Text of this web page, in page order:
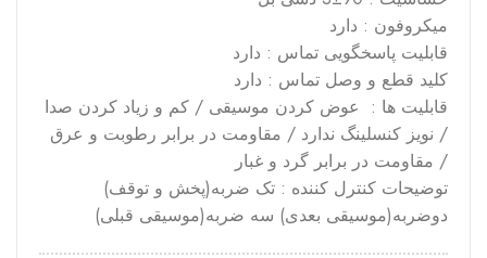
میکروفون : دارد
قابلیت پاسخگویی تماس : دارد
کلید قطع و وصل تماس : دارد
قابلیت ها : عوض کردن موسیقی / کم و زیاد کردن صدا
/ نویز کنسلینگ ندارد / مقاومت در برابر رطوبت و عرق
/ مقاومت در برابر گرد و غبار
توضیحات کنترل کننده : تک ضربه(پخش و توقف)
دوضربه(موسیقی بعدی) سه ضربه(موسیقی قبلی)